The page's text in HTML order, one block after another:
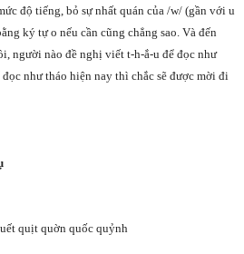
độ tiếng, bỏ sự nhất quán của /w/ (gần với u
ký tự o nếu cần cũng chẳng sao. Và đến
người nào đề nghị viết t-h-ắ-u để đọc như
như tháo hiện nay thì chắc sẽ được mời đi
quịt quờn quốc quỷnh